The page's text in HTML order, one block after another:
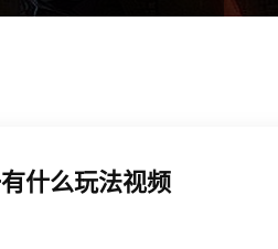
什么玩法视频